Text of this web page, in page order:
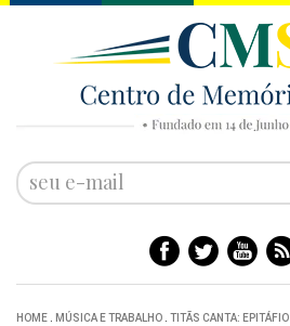
HOME MÚSICA E TRABALHO TITÃS CANTA: EPITÁFIO